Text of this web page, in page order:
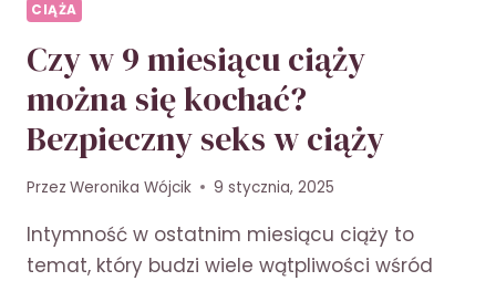
CIĄŻA
Czy w 9 miesiącu ciąży
można się kochać?
Bezpieczny seks w ciąży
Przez Weronika Wójcik 9 stycznia, 2025
Intymność w ostatnim miesiącu ciąży to
temat, który budzi wiele wątpliwości wśród